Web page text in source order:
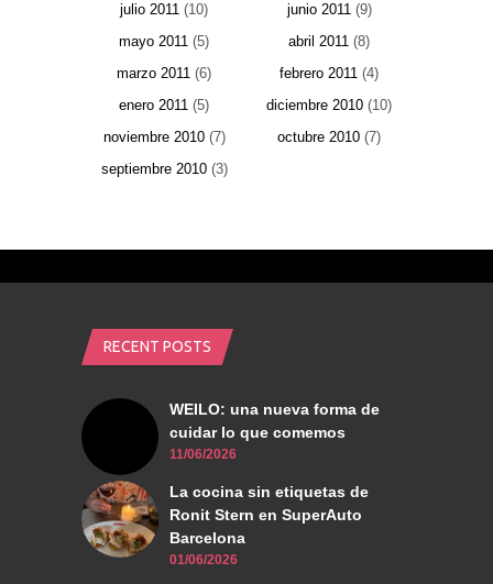
julio 2011 (10) junio 2011(9)
mayo 2011 (5) abril 2011 (8)
marzo 2011 (6) febrero 2011 (4)
enero 2011 (5) diciembre 2010 (10)
noviembre 2010(7) octubre 2010 (7)
septiembre 2010(3)
RECENT POSTS
WEILO: una nueva forma de
cuidar lo que comemos
11/06/2026
La cocina sin etiquetas de
Ronit Stern en SuperAuto
Barcelona
01/06/2026